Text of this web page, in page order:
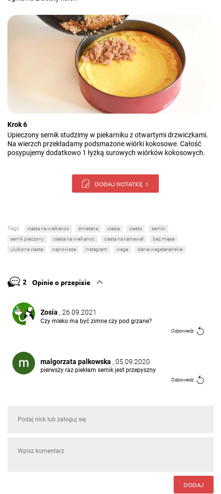
Krok 6
Upieczony sernik studzimy w piekarniku z otwartymi drzwiczkami.
Na wierzch przekładamy podsmażone wiórki kokosowe. Całość
posypujemy dodatkowo 1 łyżką surowych wiórków kokosowych.
DODAJ NOTATKĘ
Tagi: ciasta na wielkanoc śmietana ciasta ciasto
serniki
sernik pieczony
ciasta na wielkanoc ciasta na karnawał
bez mięsa
ulubione ciasta
najnowsze instagram wege danie wegetariańskie
2 Opinie o przepisie
Zosia , 26.09.2021
Czy mleko ma być zimne czy pod grzane?
Odpowiedz
malgorzata palkowska , 05.09.2020
pierwszy raz piekłam sernik jest przepyszny
Odpowiedz
DODAJ